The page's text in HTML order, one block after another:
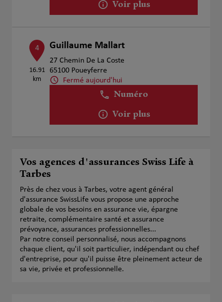
Voir plus
4
16.91
km
Guillaume Mallart
27 Chemin De La Coste
65100 Poueyferre
Fermé aujourd'hui
Numéro
Voir plus
Vos agences d'assurances Swiss Life à
Tarbes
Près de chez vous à Tarbes, votre agent général
d'assurance SwissLife vous propose une approche
globale de vos besoins en assurance vie, épargne
retraite, complémentaire santé et assurance
prévoyance, assurances professionnelles...
Par notre conseil personnalisé, nous accompagnons
chaque client, qu'il soit particulier, indépendant ou chef
d'entreprise, pour qu'il puisse être pleinement acteur de
sa vie, privée et professionnelle.